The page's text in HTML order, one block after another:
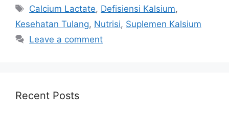
Tags
Calcium Lactate, Defisiensi Kalsium,
Kesehatan Tulang, Nutrisi, Suplemen Kalsium
Leave a comment
Recent Posts